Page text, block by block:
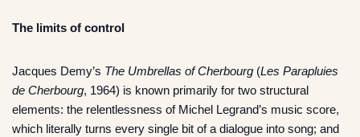
The limits of control
Jacques Demy’s The Umbrellas of Cherbourg (Les Parapluies
de Cherbourg, 1964) is known primarily for two structural
elements: the relentlessness of Michel Legrand’s music score,
which literally turns every single bit of a dialogue into song; and